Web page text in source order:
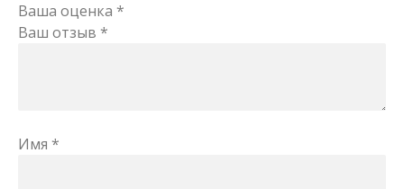
Ваша оценка *
Ваш отзыв *
Имя *